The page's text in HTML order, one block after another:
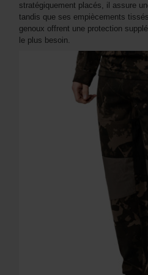
stratégiquement placés, il assure
tandis que ses empiècements
genoux offrent une protection
le plus besoin.